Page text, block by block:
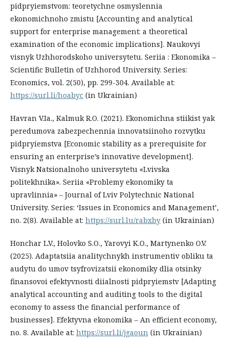
pidpryiemstvom: teoretychne osmyslennia
ekonomichnoho zmistu [Accounting and analytical
support for enterprise management: a theoretical
examination of the economic implications]. Naukovyi
visnyk Uzhhorodskoho universytetu. Seriia : Ekonomika –
Scientific Bulletin of Uzhhorod University. Series:
Economics, vol. 2(50), рр. 299-304. Available at:
https://surl.li/hoabyc (in Ukrainian)
Havran V.Ia., Kalmuk R.O. (2021). Ekonomichna stiikist yak
peredumova zabezpechennia innovatsiinoho rozvytku
pidpryiemstva [Economic stability as a prerequisite for
ensuring an enterprise’s innovative development].
Visnyk Natsionalnoho universytetu «Lvivska
politekhnika». Seriia «Problemy ekonomiky ta
upravlinnia» – Journal of Lviv Polytechnic National
University. Series: ‘Issues in Economics and Management’,
no. 2(8). Available at: https://surl.lu/rabxby (in Ukrainian)
Honchar L.V., Holovko S.O., Yarovyi K.O., Martynenko O.V.
(2025). Adaptatsiia analitychnykh instrumentiv obliku ta
audytu do umov tsyfrovizatsii ekonomiky dlia otsinky
finansovoi efektyvnosti diialnosti pidpryiemstv [Adapting
analytical accounting and auditing tools to the digital
economy to assess the financial performance of
businesses]. Efektyvna ekonomika – An efficient economy,
no. 8. Available at: https://surl.li/jgaoun (in Ukrainian)